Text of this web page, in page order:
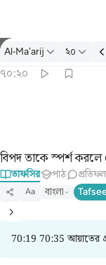
তাফসির: Al-Ma'arij
Al-Ma'arij ২০
৭০:২০
বিপদ তাকে স্পর্শ
তাফসির পাঠ
Aa বাংলা
70:19 70:35 আয়াতের